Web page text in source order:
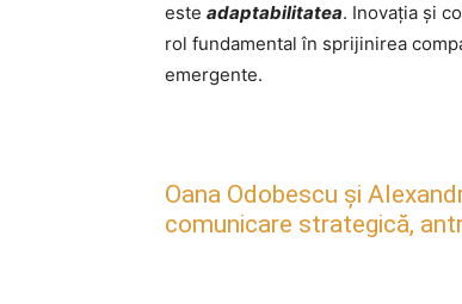
este adaptabilitatea. Inovația și
rol fundamental în sprijinirea
emergente.
Oana Odobescu și
comunicare strategică,